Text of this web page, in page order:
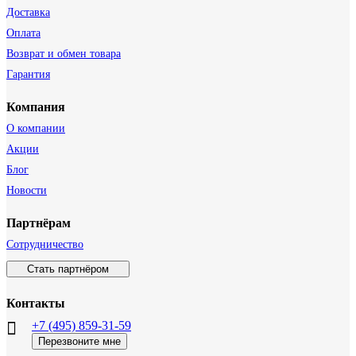
Доставка
Оплата
Возврат и обмен товара
Гарантия
Компания
О компании
Акции
Блог
Новости
Партнёрам
Сотрудничество
Стать партнёром
Контакты
+7 (495) 859-31-59
Перезвоните мне